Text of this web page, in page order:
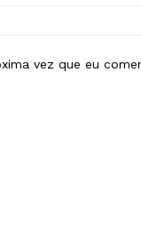
vez que eu